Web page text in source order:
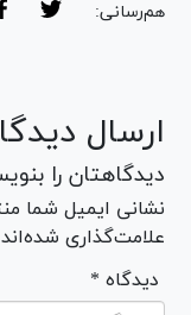
هم‌رسانی:
ارسال
دیدگاهتان را
نشانی ایمیل شما
علامت‌گذاری
* دیدگاه